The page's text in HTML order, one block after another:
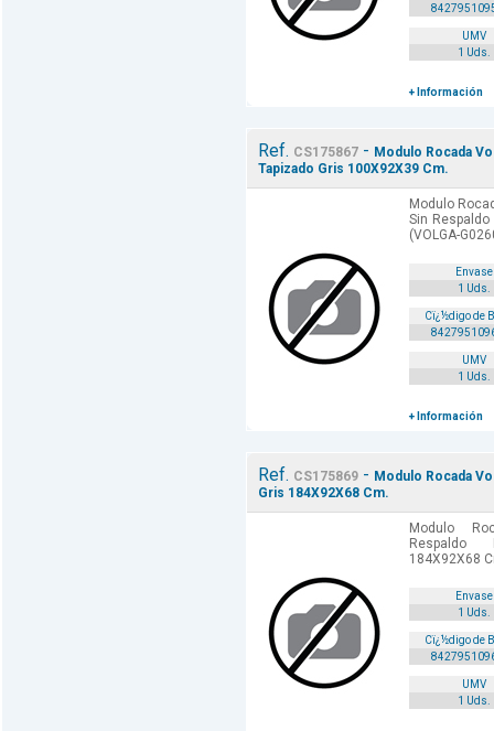
UMV
1 Uds.
+ Información
Ref. CS175867- Modulo Rocada
Tapizado Gris 100X92X39 Cm.
Modulo
Sin
(VOLGA-
Envase
1 Uds.
Cï¿½digo de
UMV
1 Uds.
+ Información
Ref. CS175869- Modulo Rocada
Gris 184X92X68 Cm.
Modulo
Respaldo
184X92X68
Envase
1 Uds.
Cï¿½digo de
UMV
1 Uds.